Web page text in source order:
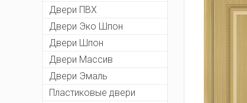
Двери ПВХ
Двери Эко Шпон
Двери Шпон
Двери Массив
Двери Эмаль
Пластиковые двери